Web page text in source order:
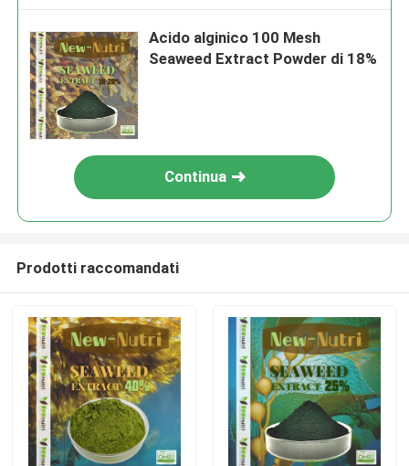
Acido alginico 100 Mesh
Seaweed Extract Powder di 18%
Continua
Prodotti raccomandati